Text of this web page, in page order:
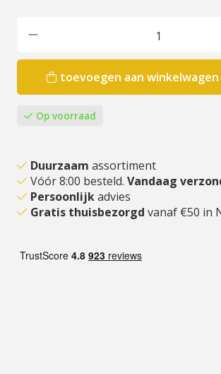
toevoegen aan winkelwagen
Op voorraad
Duurzaam assortiment
Vóór 8:00 besteld. Vandaag
Persoonlijkadvies
Gratis thuisbezorgd vanaf €50 in